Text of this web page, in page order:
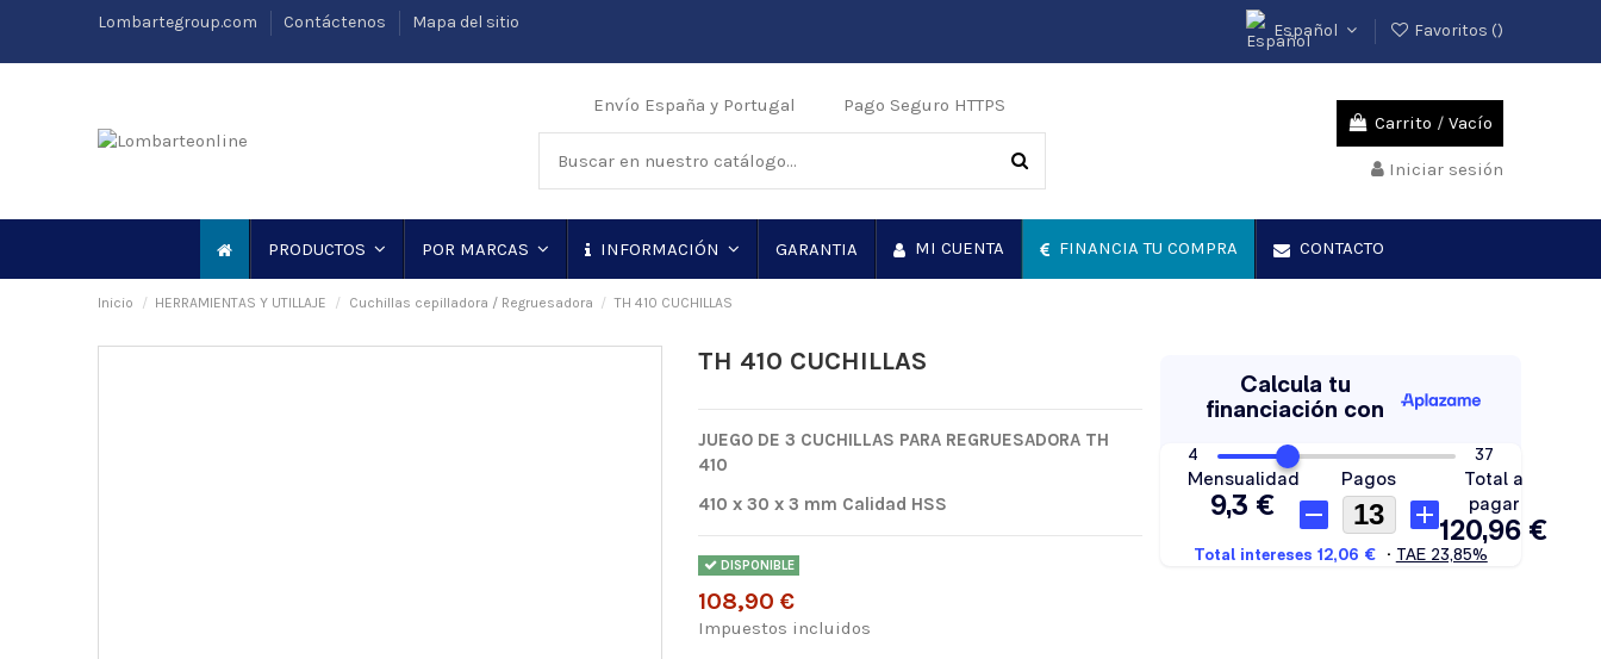
Lombartegroup.com Contáctenos Mapa del sitio Español Favoritos ()
Envío España y Portugal
Pago Seguro HTTPS
Carrito / Vacío
Iniciar sesión
PRODUCTOS POR MARCAS INFORMACIÓN GARANTIA MI CUENTA FINANCIA TU COMPRA CONTACTO
Inicio HERRAMIENTAS Y UTILLAJE Cuchillas cepilladora / Regruesadora TH 410 CUCHILLAS
TH 410 CUCHILLAS
JUEGO DE 3 CUCHILLAS PARA REGRUESADORA TH
410
410 x 30 x 3 mm Calidad HSS
DISPONIBLE
108,90 €
Impuestos incluidos